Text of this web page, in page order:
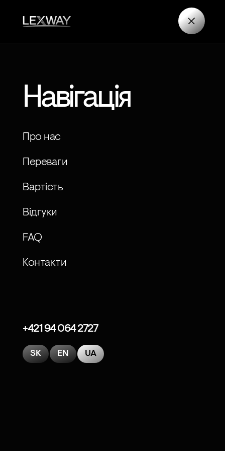
Навігація
Про нас
Переваги
Вартість
Відгуки
FAQ
Контакти
+421 94 064 2727
SK EN UA